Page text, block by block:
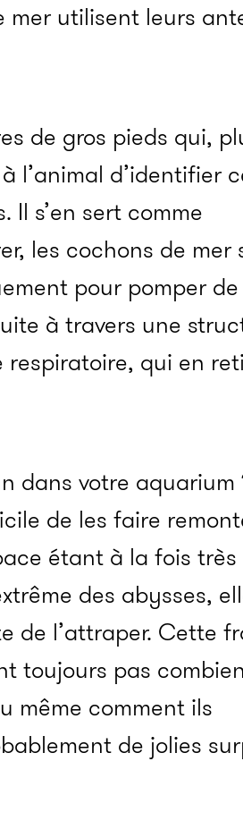
mer utilisent leurs
de gros pieds qui,
l’animal d’identifier
Il s’en sert comme
les cochons de mer
pour pomper de
à travers une
qui en
dans votre aquarium
de les faire
étant à la fois très
des abysses,
de l’attraper. Cette
toujours pas
même comment ils
de jolies